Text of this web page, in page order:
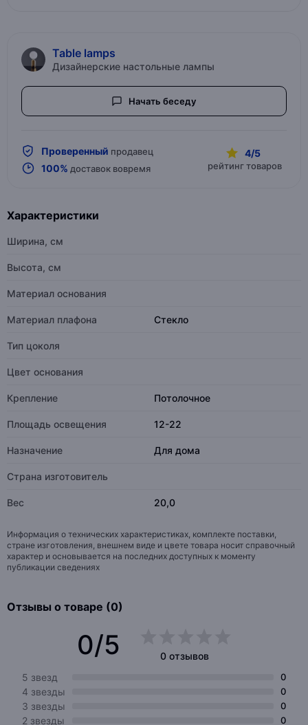
Table lamps
Дизайнерские настольные лампы
Начать беседу
Проверенный продавец
100% доставок вовремя
4/5
рейтинг товаров
Характеристики
Ширина, см
Высота, см
Материал основания
Материал плафона Стекло
Тип цоколя
Цвет основания
Крепление Потолочное
Площадь освещения 12-22
Назначение Для дома
Страна изготовитель
Вес 20,0
Информация о технических характеристиках, комплекте поставки,
стране изготовления, внешнем виде и цвете товара носит справочный
характер и основывается на последних доступных к моменту
публикации сведениях
Отзывы о товаре (0)
0/5
0 отзывов
5 звезд
0
4 звезды 0
3 звезды 0
2 звезды 0